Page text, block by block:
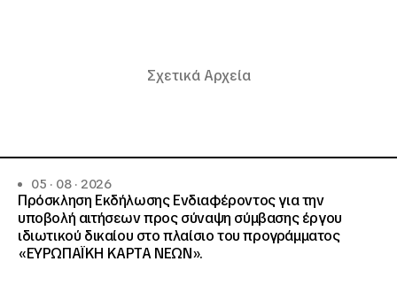
Σχετικά Αρχεία
05 · 08 · 2026
Πρόσκληση Εκδήλωσης Ενδιαφέροντος για την
υποβολή αιτήσεων προς σύναψη σύμβασης έργου
ιδιωτικού δικαίου στο πλαίσιο του προγράμματος
«ΕΥΡΩΠΑΪΚΗ ΚΑΡΤΑ ΝΕΩΝ».